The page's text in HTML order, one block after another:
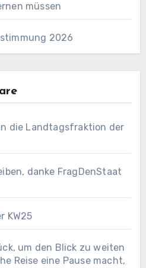
müssen
2026
die Landtagsfraktion der
danke FragDenStaat
KW25
um den Blick zu weiten
Reise eine Pause macht,